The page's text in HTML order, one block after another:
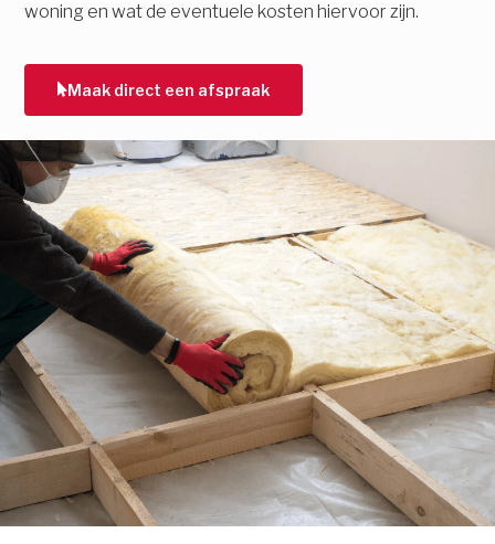
woning en wat de eventuele kosten hiervoor zijn.
Maak direct een afspraak